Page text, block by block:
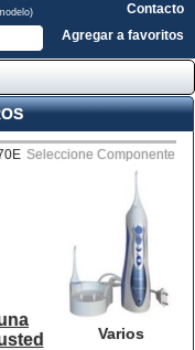
Contacto
Agregar a favoritos
Seleccione Componente
Varios